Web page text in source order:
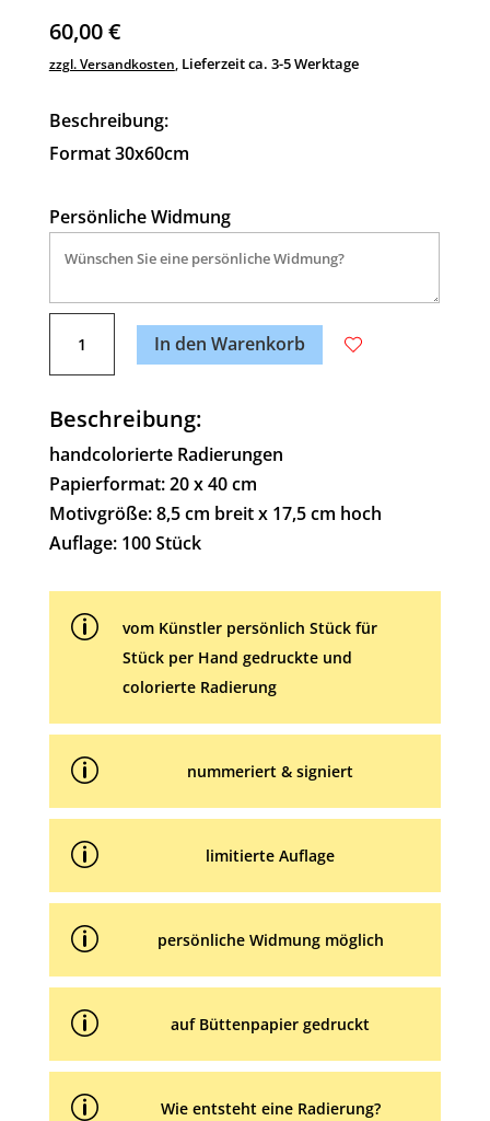
60,00€
zzgl. Versandkosten, Lieferzeit ca. 3-5 Werktage
Beschreibung:
Format 30x60cm
Persönliche Widmung
Turm
In den Warenkorb
A
r
n
a
t
i
e
Beschreibung:
handcolorierte Radierungen
Papierformat: 20 x 40 cm
Motivgröße: 8,5 cm breit x 17,5 cm hoch
Auflage: 100 Stück
p
vom Künstler persönlich Stück für
Stück per Hand gedruckte und
colorierte Radierung
p nummeriert & signiert
p limitierte Auflage
p persönliche Widmung möglich
p auf Büttenpapier gedruckt
p Wie entsteht eine Radierung?